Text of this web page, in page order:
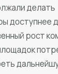
делать
доступнее
рост